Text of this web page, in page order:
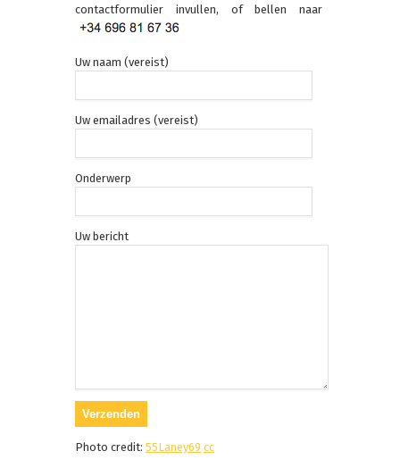
contactformulier invullen, of bellen naar
Uw naam (vereist)
Uw emailadres (vereist)
Onderwerp
Uw bericht
Photo credit: 55Laney69 cc